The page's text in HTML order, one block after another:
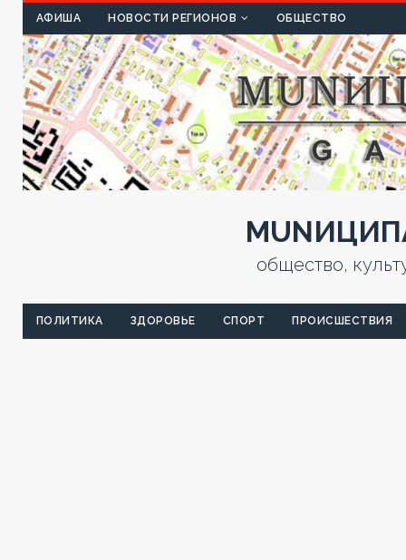
АФИША НОВОСТИ РЕГИОНОВ ОБЩЕСТВО
общество,
ПОЛИТИКА ЗДОРОВЬЕ СПОРТ ПРОИСШЕСТВИЯ